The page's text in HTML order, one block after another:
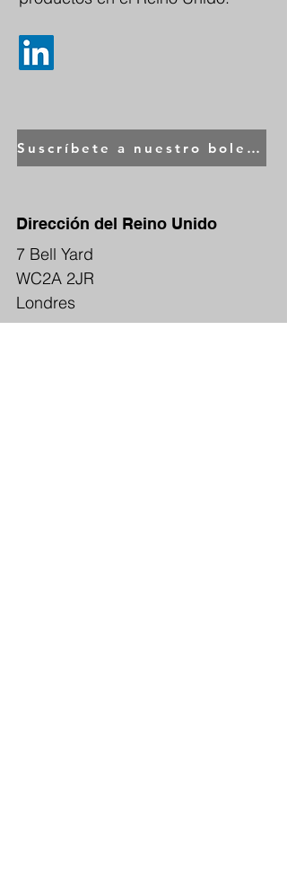
Suscríbete a nuestro boletín
Dirección del Reino Unido
7 Bell Yard
WC2A 2JR
Londres